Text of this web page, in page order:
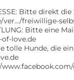
Bitte direkt
ver.../freiwillige-
Bitte eine
love.de
tolle Hunde, die